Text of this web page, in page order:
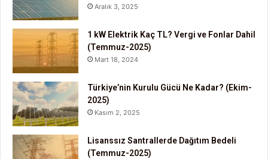
Aralık 3, 2025
1 kW Elektrik Kaç TL? Vergi ve Fonlar Dahil
(Temmuz-2025)
Mart 18, 2024
Türkiye’nin Kurulu Gücü Ne Kadar? (Ekim-
2025)
Kasım 2, 2025
Lisanssız Santrallerde Dağıtım Bedeli
(Temmuz-2025)